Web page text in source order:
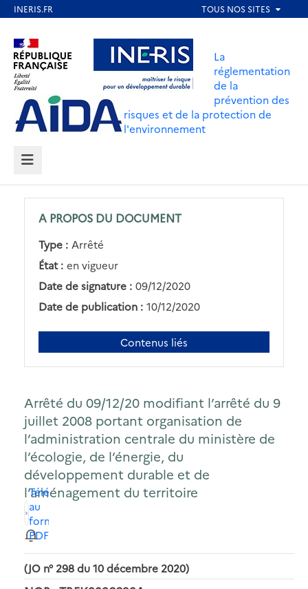
contenu
principal
Aller au contenu Aller au menu
Aller au pied de page
La
réglementation
de la
prévention des
risques et de la protection de
l'environnement
MENU
A PROPOS DU DOCUMENT
Type : Arrêté
État : en vigueur
Date de signature : 09/12/2020
Date de publication : 10/12/2020
Contenus liés
Arrêté du 09/12/20 modifiant l’arrêté du 9
juillet 2008 portant organisation de
l’administration centrale du ministère de
l’écologie, de l’énergie, du
développement durable et de
l’aménagement du territoire
Télécharger
au
format
PDF
(JO n° 298 du 10 décembre 2020)